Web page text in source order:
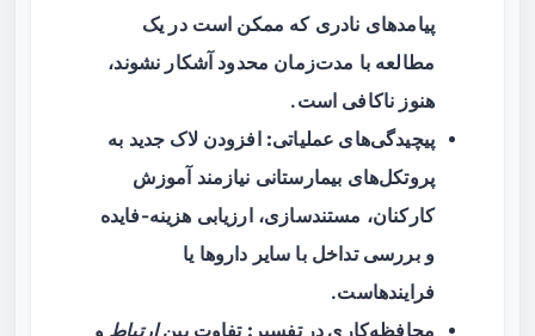
پیامدهای نادری که ممکن است در یک
مطالعه با مدت‌زمان محدود آشکار نشوند،
هنوز ناکافی است.
پیچیدگی‌های عملیاتی: افزودن لاک جدید به
پروتکل‌های بیمارستانی نیازمند آموزش
کارکنان، مستندسازی، ارزیابی هزینه-فایده
و بررسی تداخل با سایر داروها یا
فرایندهاست.
محافظه‌کاری در تفسیر: تفاوت بینارتباط و